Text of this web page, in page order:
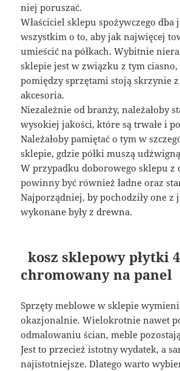
niej poruszać.
Właściciel sklepu spożywczego dba
wszystkim o to, aby jak najwięcej
umieścić na półkach. Wybitnie
sklepie jest w związku z tym
pomiędzy sprzętami stoją skrzynie
akcesoria.
Niezależnie od branży, należałoby
wysokiej jakości, które są trwałe i
Należałoby pamiętać o tym w
sklepie, gdzie półki muszą
W przypadku doborowego sklepu z
powinny być również ładne oraz
Najporządniej, by pochodziły one
wykonane były z drewna.
kosz sklepowy płytki
chromowany na panel
Sprzęty meblowe w sklepie
okazjonalnie. Wielokrotnie nawet
odmalowaniu ścian, meble
Jest to przecież istotny wydatek, a
najistotniejsze. Dlatego warto